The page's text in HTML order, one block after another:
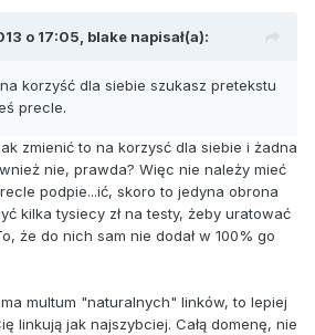
o 17:05, blake napisał(a):
korzyść dla siebie szukasz pretekstu
precle.
zmienić to na korzysć dla siebie i żadna
nie, prawda? Więc nie należy mieć
podpie...ić, skoro to jedyna obrona
kilka tysiecy zł na testy, żeby uratować
że do nich sam nie dodał w 100% go
multum "naturalnych" linków, to lepiej
linkują jak najszybciej. Całą domenę, nie